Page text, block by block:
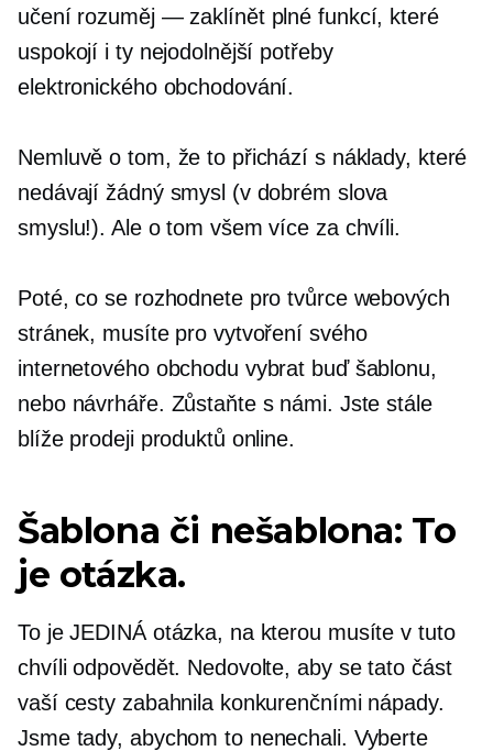
učení rozuměj — zaklínětplné funkcí, které
uspokojí i ty nejodolnější potřeby
elektronického obchodování.
Nemluvě o tom, že to přichází s náklady, které
nedávají žádný smysl (v dobrém slova
smyslu!). Ale o tom všem více za chvíli.
Poté, co se rozhodnete pro tvůrce webových
stránek, musíte pro vytvoření svého
internetového obchodu vybrat buď šablonu,
nebo návrháře. Zůstaňte s námi. Jste stále
blíže prodeji produktů online.
Šablona či nešablona: To
je otázka.
To je JEDINÁ otázka, na kterou musíte v tuto
chvíli odpovědět. Nedovolte, aby se tato část
vaší cesty zabahnila konkurenčními nápady.
Jsme tady, abychom to nenechali. Vyberte